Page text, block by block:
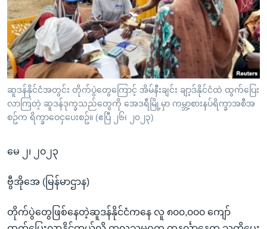
အ
ညွန်း
စာမျက်နှာ
သို့
ကျော်
ကြည့်
ရန်
ရှာဖွေ
နေရာ
ကျော်
သုတပဒေသာ အင်္ဂလိပ်စာ
Learning English
ဗွီအိုအေ လူမှုကွန်ယက်များ
ဘာသာစကားများ
ဆူဒန်နိုင်ငံအတွင်း တိုက်ပွဲတွေကြောင့် အိမ်နီးချင်း ချာ့ဒ်နိုင်ငံထဲ ထွက်ပြေး
လာကြတဲ့ ဆူဒန်ဒုက္ခသည်တွေကို အေဒရီမြို့မှာ ကမ္ဘာ့စားနပ်ရိက္ခာအစီအ
စဥ်က ရိက္ခာဝေငှပေးစဥ်။ (ဧပြီ ၂၆၊ ၂၀၂၃)
မေ ၂၊ ၂၀၂၃
ဗွီအိုအေ (မြန်မာဌာန)
တိုက်ပွဲတွေဖြစ်နေတဲ့ဆူဒန်နိုင်ငံကနေ လူ ၈၀၀,၀၀၀ ကျော်